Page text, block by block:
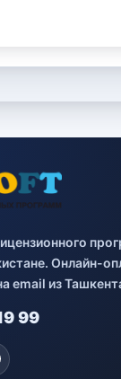
Онлайн-
email из
99